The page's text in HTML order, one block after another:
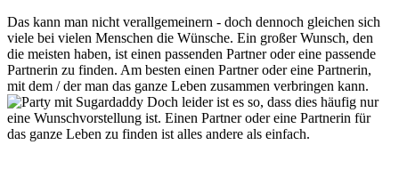
Das kann man nicht verallgemeinern - doch dennoch gleichen sich
viele bei vielen Menschen die Wünsche. Ein großer Wunsch, den
die meisten haben, ist einen passenden Partner oder eine passende
Partnerin zu finden. Am besten einen Partner oder eine Partnerin,
mit dem / der man das ganze Leben zusammen verbringen kann.
Doch leider ist es so, dass dies häufig nur
eine Wunschvorstellung ist. Einen Partner oder eine Partnerin für
das ganze Leben zu finden ist alles andere als einfach.